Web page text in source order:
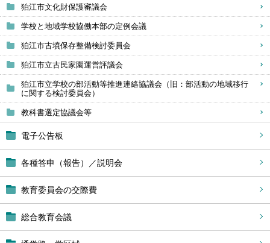
狛江市文化財保護審議会
学校と地域学校協働本部の定例会議
狛江市古墳保存整備検討委員会
狛江市立古民家園運営評議会
狛江市立学校の部活動等推進連絡協議会（旧：部活動の地域移行
に関する検討委員会）
教科書選定協議会等
電子公告板
各種答申（報告）／説明会
教育委員会の交際費
総合教育会議